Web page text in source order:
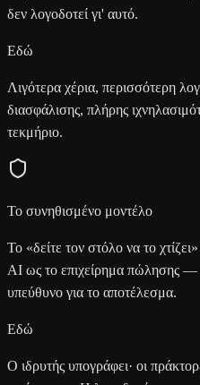
δεν λογοδοτεί γι' αυτό.
Εδώ
Λιγότερα χέρια, περισσότερη
διασφάλισης, πλήρης
τεκμήριο.
Το συνηθισμένο μοντέλο
Το «δείτε τον στόλο να το
AI ως το επιχείρημα πώλησης —
υπεύθυνο για το αποτέλεσμα.
Εδώ
Ο ιδρυτής υπογράφει· οι